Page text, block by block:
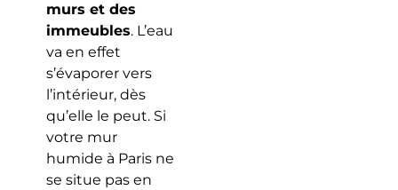
murs et des
immeubles. L’eau
va en effet
s’évaporer vers
l’intérieur, dès
qu’elle le peut. Si
votre mur
humide à Paris ne
se situe pas en